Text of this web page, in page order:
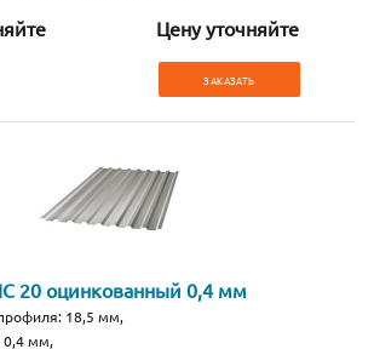
Цену уточняйте
ЗАКАЗАТЬ
20 оцинкованный 0,4 мм
18,5 мм,
0,4 мм,